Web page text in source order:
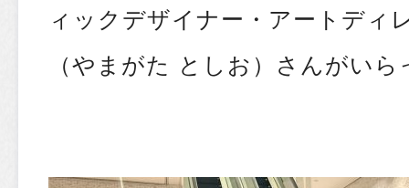
ィックデザイナー・アートディ
（やまがた としお）さんがい